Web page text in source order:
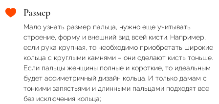
Размер
Мало узнать размер пальца, нужно еще учитывать
строение, форму и внешний вид всей кисти. Например,
если рука крупная, то необходимо приобретать широкие
кольца с круглыми камнями – они сделают кисть тоньше.
Если пальцы женщины полные и короткие, то идеальным
будет ассиметричный дизайн кольца. И только дамам с
тонкими запястьями и длинными пальцами подходят все
без исключения кольца;